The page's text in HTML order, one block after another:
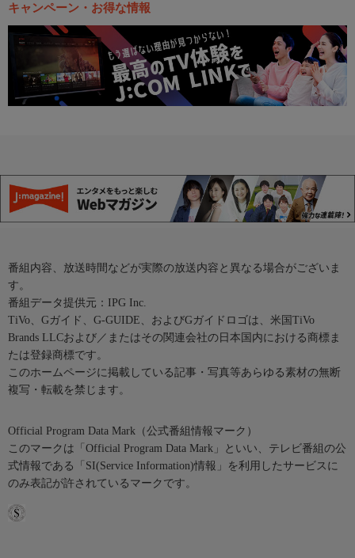
キャンペーン・お得な情報
番組内容、放送時間などが実際の放送内容と異なる場合がございま
す。
番組データ提供元：IPG Inc.
TiVo、Gガイド、G-GUIDE、およびGガイドロゴは、米国TiVo
Brands LLCおよび／またはその関連会社の日本国内における商標ま
たは登録商標です。
このホームページに掲載している記事・写真等あらゆる素材の無断
複写・転載を禁じます。
Official Program Data Mark（公式番組情報マーク）
このマークは「Official Program Data Mark」といい、テレビ番組の公
式情報である「SI(Service Information)情報」を利用したサービスに
のみ表記が許されているマークです。